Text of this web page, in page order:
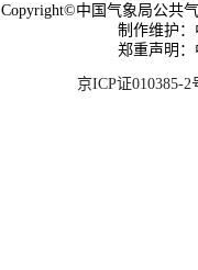
Copyright©中国气象局公共
制作维护
郑重声明
京ICP证010385-2